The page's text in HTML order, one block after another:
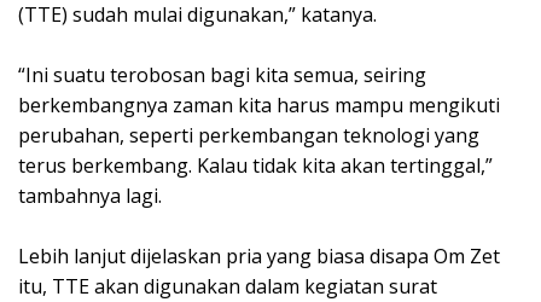
(TTE) sudah mulai digunakan,” katanya.
“Ini suatu terobosan bagi kita semua, seiring
berkembangnya zaman kita harus mampu mengikuti
perubahan, seperti perkembangan teknologi yang
terus berkembang. Kalau tidak kita akan tertinggal,”
tambahnya lagi.
Lebih lanjut dijelaskan pria yang biasa disapa Om Zet
itu, TTE akan digunakan dalam kegiatan surat